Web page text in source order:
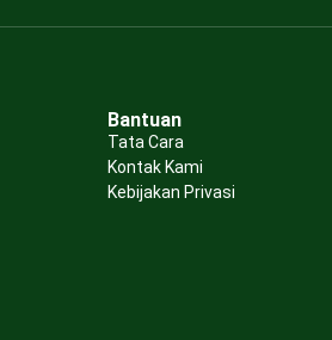
Bantuan
Tata Cara
Kontak Kami
Kebijakan Privasi